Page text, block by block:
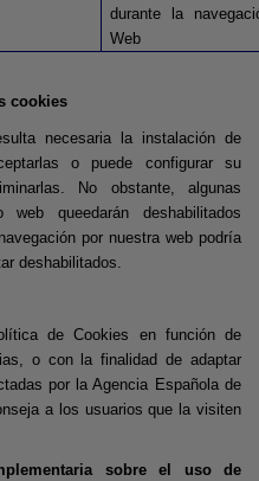
durante la
Web
cookies
necesaria la instalación de
o puede configurar su
No obstante, algunas
queedarán deshabilitados
por nuestra web podría
deshabilitados.
de Cookies en función de
o con la finalidad de adaptar
por la Agencia Española de
a los usuarios que la visiten
sobre el uso de